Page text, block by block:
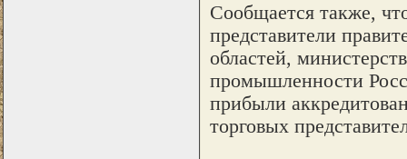
Сообщается также,
представители
областей,
промышленности
прибыли
торговых